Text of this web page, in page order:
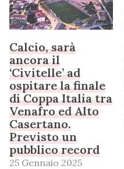
Calcio, sarà
ancora il
‘Civitelle’ ad
ospitare la finale
di Coppa Italia tra
Venafro ed Alto
Casertano.
Previsto un
pubblico record
25 Gennaio 2025